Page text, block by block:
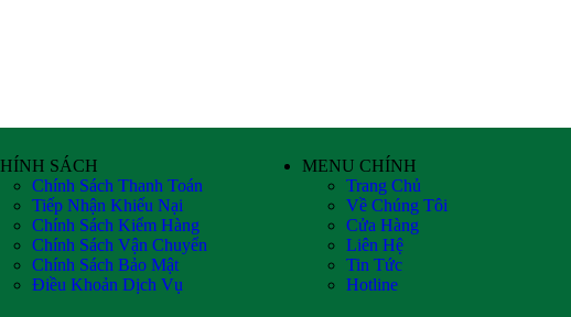
SÁCH
Chính Sách Thanh Toán
Tiếp Nhận Khiếu Nại
Chính Sách Kiểm Hàng
Chính Sách Vận Chuyển
Chính Sách Bảo Mật
Điều Khoản Dịch Vụ
MENU CHÍNH
Trang Chủ
Về Chúng Tôi
Cửa Hàng
Liên Hệ
Tin Tức
Hotline